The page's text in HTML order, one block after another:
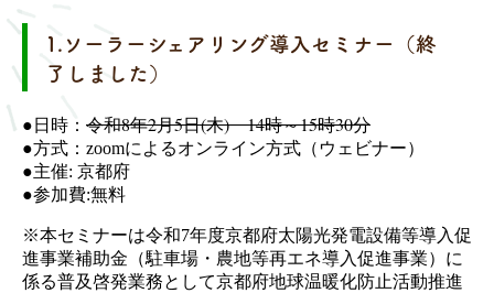
1.ソーラーシェアリング導入セミナー（終
了しました）
●日時： 令和8年2月5日(木) 14時～15時30分
●方式：zoomによるオンライン方式（ウェビナー）
●主催: 京都府
●参加費:無料
※本セミナーは令和7年度京都府太陽光発電設備等導入促
進事業補助金（駐車場・農地等再エネ導入促進事業）に
係る普及啓発業務として京都府地球温暖化防止活動推進